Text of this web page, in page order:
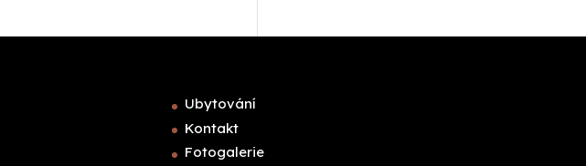
Ubytování
Kontakt
Fotogalerie